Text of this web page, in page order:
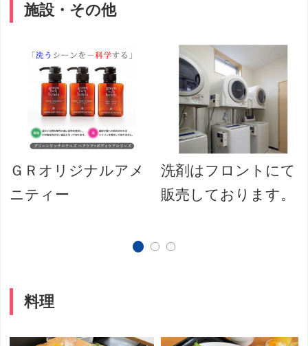
施設・その他
ＧＲオリジナルアメ
ニティー
洗剤はフロントにて
販売しております。
料理